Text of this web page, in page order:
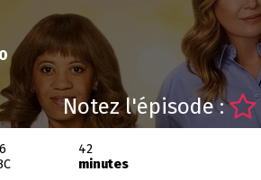
Notez l'épisode :
42
minutes